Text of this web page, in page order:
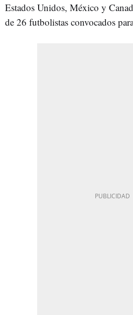
Estados Unidos, México y
de 26 futbolistas convocados